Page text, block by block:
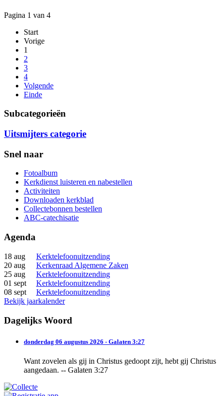
Pagina 1 van 4
Start
Vorige
1
2
3
4
Volgende
Einde
Subcategorieën
Uitsmijters categorie
Snel naar
Fotoalbum
Kerkdienst luisteren en nabestellen
Activiteiten
Downloaden kerkblad
Collectebonnen bestellen
ABC-catechisatie
Agenda
18 aug
Kerktelefoonuitzending
20 aug
Kerkenraad Algemene Zaken
25 aug
Kerktelefoonuitzending
01 sept
Kerktelefoonuitzending
08 sept
Kerktelefoonuitzending
Bekijk jaarkalender
Dagelijks Woord
donderdag 06 augustus 2026 - Galaten 3:27
Want zovelen als gij in Christus gedoopt zijt, hebt gij Christus
aangedaan. -- Galaten 3:27